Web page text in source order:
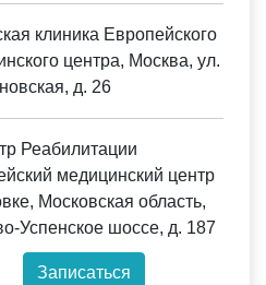
клиника Европейского
центра, Москва, ул.
д. 26
Реабилитации
медицинский центр
Московская область,
Успенское шоссе, д. 187
Записаться